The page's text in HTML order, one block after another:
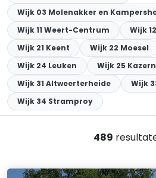
Wijk 03 Molenakker en
Wijk 11 Weert-Centrum
Wijk
Wijk 21 Keent
Wijk 22 Moesel
Wijk 24 Leuken
Wijk 25
Wijk 31 Altweerterheide
Wijk
Wijk 34 Stramproy
489